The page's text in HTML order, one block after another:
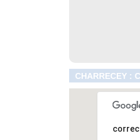
CHARRECEY :